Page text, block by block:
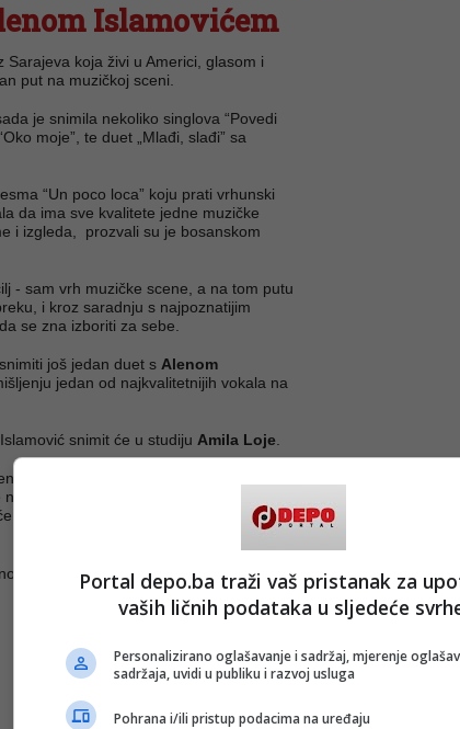
Islamovićem
Sarajeva koja živi u Americi, glasom i
put na muzičkoj sceni.
je snimila nekoliko singlova “Povedi
moje”, te duet „Mlađi, slađi” sa
“Un poco loca” koju prati vrhunski
da ima sve kvalitete jedne muzičke
i izgleda, prozvali su je bosanskom
- sam vrh muzičke scene, a na tom putu
i kroz saradnju s najpoznatijim
se zna izboriti za sebe.
još jedan duet s Alenom
jedan od najkvalitetnijih vokala na
snimit će u studiju Amila Loje
prihvatio moj poziv za saradnju. Numera
i drugačije od svega što sam radila.
pravo osvježenje na sceni, kaže
plesu u spotu za pjesmu “Un poco
Portal depo.ba traži vaš pristanak za
vaših ličnih podataka u sljedeće
Personalizirano oglašavanje i sadržaj, mjerenje
sadržaja, uvidi u publiku i razvoj usluga
Pohrana i/ili pristup podacima na uređaju